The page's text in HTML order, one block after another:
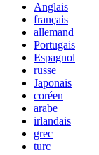
Anglais
français
allemand
Portugais
Espagnol
russe
Japonais
coréen
arabe
irlandais
grec
turc